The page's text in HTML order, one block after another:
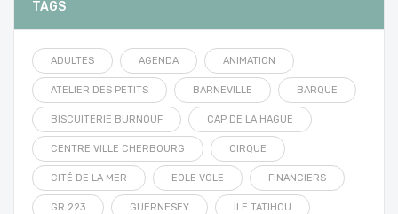
TAGS
ADULTES AGENDA ANIMATION
ATELIER DES PETITS BARNEVILLE BARQUE
BISCUITERIE BURNOUF CAP DE LA HAGUE
CENTRE VILLE CHERBOURG CIRQUE
CITÉ DE LA MER EOLE VOLE FINANCIERS
GR 223 GUERNESEY ILE TATIHOU